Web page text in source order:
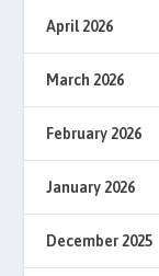
April 2026
March 2026
February 2026
January 2026
December 2025